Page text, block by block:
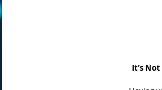
It’s